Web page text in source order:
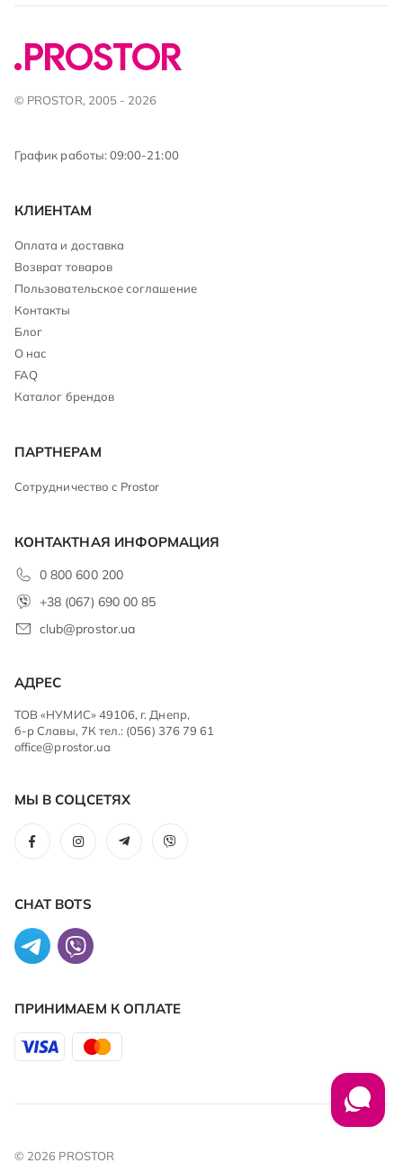
© PROSTOR, 2005 - 2026
График работы: 09:00-21:00
КЛИЕНТАМ
Оплата и доставка
Возврат товаров
Пользовательское соглашение
Контакты
Блог
О нас
FAQ
Каталог брендов
ПАРТНЕРАМ
Сотрудничество с Prostor
КОНТАКТНАЯ ИНФОРМАЦИЯ
0 800 600 200
+38 (067) 690 00 85
club@prostor.ua
АДРЕС
ТОВ «НУМИС» 49106, г. Днепр,
б-р Славы, 7К тел.: (056) 376 79 61
office@prostor.ua
МЫ В СОЦСЕТЯХ
CHAT BOTS
ПРИНИМАЕМ К ОПЛАТЕ
© 2026 PROSTOR